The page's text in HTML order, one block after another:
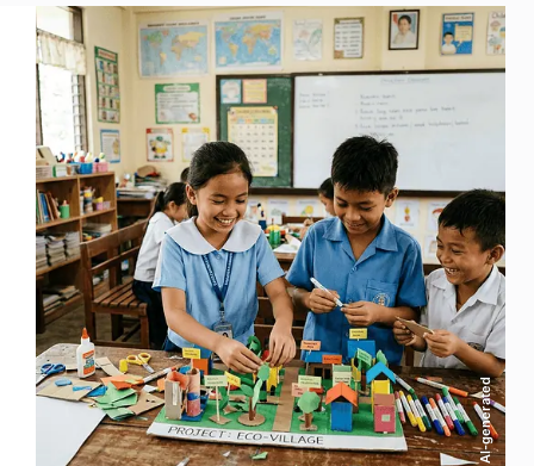
AI-generated